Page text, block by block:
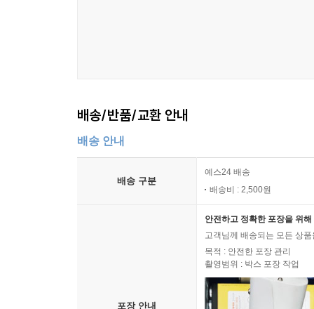
배송/반품/교환 안내
배송 안내
배송 구분
예스24 배송
배송비 : 2,500원
포장 안내
안전하고 정확한 포장을 위
고객님께 배송되는 모든 상
목적 : 안전한 포장 관리
촬영범위 : 박스 포장 작업